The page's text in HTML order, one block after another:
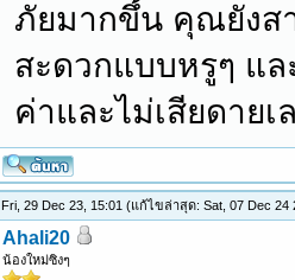
ภัยมากขึ้น คุณยังส
สะดวกแบบหรูๆ แ
ค่าและไม่เสียดายเ
Fri, 29 Dec 23, 15:01(แก้ไขล่าสุด: Sat, 07 Dec 24
Ahali20
น้องใหม่ซิงๆ